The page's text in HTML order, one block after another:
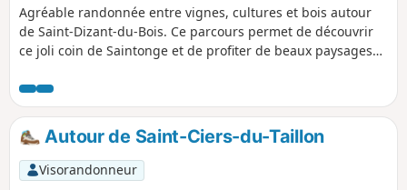
Agréable randonnée entre vignes, cultures et bois autour
de Saint-Dizant-du-Bois. Ce parcours permet de découvrir
ce joli coin de Saintonge et de profiter de beaux paysages
Autour de Saint-Ciers-du-Taillon
Visorandonneur